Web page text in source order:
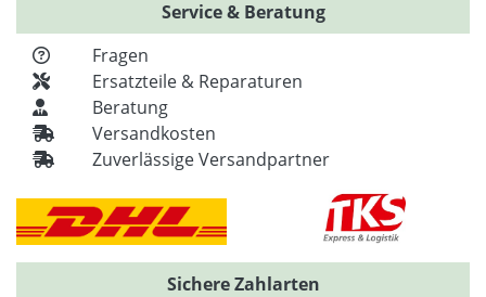
Service & Beratung
Fragen
Ersatzteile & Reparaturen
Beratung
Versandkosten
Zuverlässige Versandpartner
Sichere Zahlarten